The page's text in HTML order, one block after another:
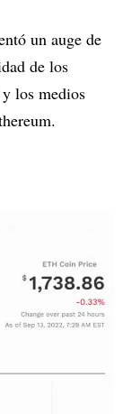
un auge de
de los
los medios